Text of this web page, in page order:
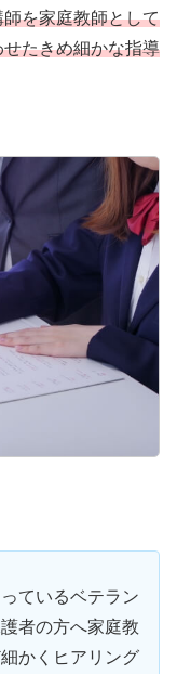
を家庭教師として
たきめ細かな指導
ているベテラン
者の方へ家庭教
かくヒアリング